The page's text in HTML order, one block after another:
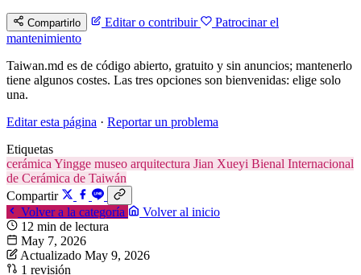
Compartirlo Editar o contribuir
Patrocinar el
mantenimiento
Taiwan.md es de código abierto, gratuito y sin anuncios; mantenerlo
tiene algunos costes. Las tres opciones son bienvenidas: elige solo
una.
Editar esta página · Reportar un problema
Etiquetas
cerámica Yingge museo arquitectura Jian Xueyi Bienal Internacional
de Cerámica de Taiwán
Compartir
Volver a la categoría
Volver al inicio
12 min de lectura
May 7, 2026
Actualizado May 9, 2026
1 revisión